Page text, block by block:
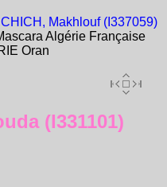
CHICH, Makhlouf (I337059)
Algérie Française
Oran
(I331101)